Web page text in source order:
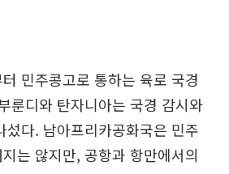
민주콩고로 통하는 육로 국경
룬디와 탄자니아는 국경 감시와
섰다. 남아프리카공화국은 민주
는 않지만, 공항과 항만에서의